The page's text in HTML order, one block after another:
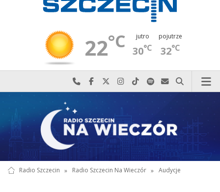
22°C jutro
30°C
pojutrze
32°C
Najlepiej po prostu do nas zadzwoń
Odwiedź nas na Facebook-u
Odwiedź nas na X
Odwiedź nas na Instagram-ie
Odwiedź nas na TikTok-u
Szukaj nas na Spotify
Wyślij do nas
Szukaj
Radio Szczecin » Radio Szczecin Na Wieczór » Audycje